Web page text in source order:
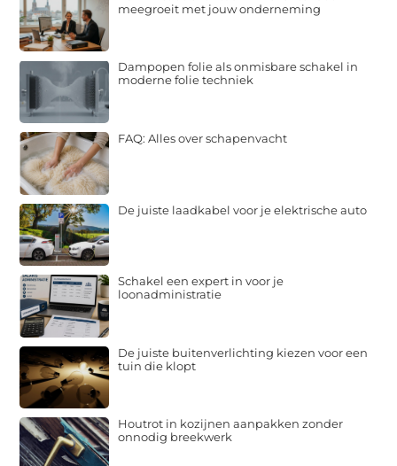
meegroeit met jouw onderneming
Dampopen folie als onmisbare schakel in
moderne folie techniek
FAQ: Alles over schapenvacht
De juiste laadkabel voor je elektrische auto
Schakel een expert in voor je
loonadministratie
De juiste buitenverlichting kiezen voor een
tuin die klopt
Houtrot in kozijnen aanpakken zonder
onnodig breekwerk